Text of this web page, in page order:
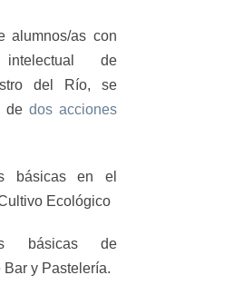
alumnos/as con
intelectual de
del Río, se
de dos acciones
básicas en el
Ecológico
básicas de
Bar y Pastelería.